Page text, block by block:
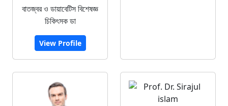
বাতজ্বর ও ডায়াবেটিস বিশেষজ্ঞ
চিকিৎসক ডা
View Profile